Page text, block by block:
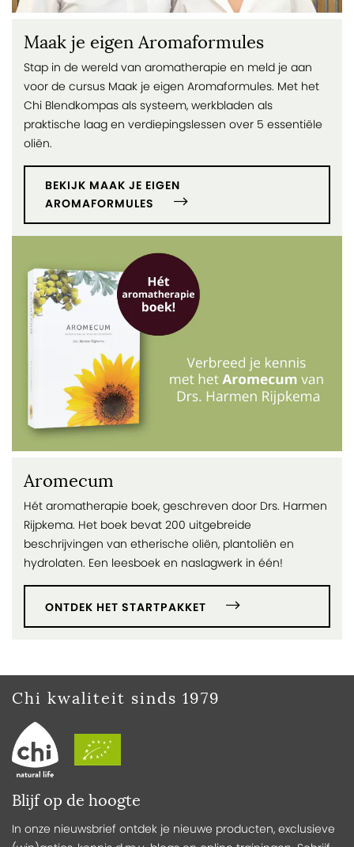
Maak je eigen Aromaformules
Stap in de wereld van aromatherapie en meld je aan
voor de cursus Maak je eigen Aromaformules. Met het
Chi Blendkompas als systeem, werkbladen als
praktische laag en verdiepingslessen over 5 essentiële
oliën.
BEKIJK MAAK JE EIGEN
AROMAFORMULES
Aromecum
Hét aromatherapie boek, geschreven door Drs. Harmen
Rijpkema. Het boek bevat 200 uitgebreide
beschrijvingen van etherische oliën, plantoliën en
hydrolaten. Een leesboek en naslagwerk in één!
ONTDEK HET STARTPAKKET
Blijf op de hoogte
In onze nieuwsbrief ontdek je nieuwe producten, exclusieve
Chi kwaliteit sinds 1979